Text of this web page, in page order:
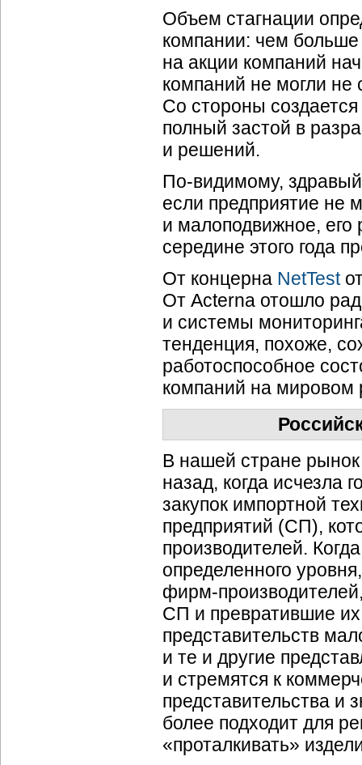
Объем стагнации
компании: чем
на акции компаний
компаний не могли не
Со стороны
полный застой в
и решений.
По-видимому,
если предприятие не
и малоподвижное,
середине этого года
От концерна NetTest
От Acterna отошло
и системы
тенденция, похоже,
работоспособное
компаний на мировом
В нашей стране рынок
назад, когда исчезла
закупок импортной
предприятий (СП),
производителей.
определенного
фирм-производителей
СП и превратившие
представительств
и те и другие
и стремятся к
представительства и
более подходит для
«проталкивать»